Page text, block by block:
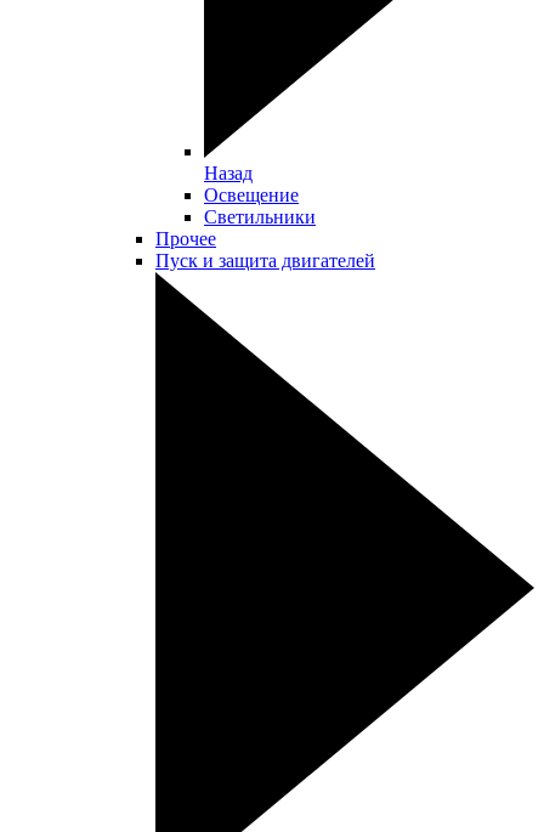
Назад
Освещение
Светильники
Прочее
Пуск и защита двигателей